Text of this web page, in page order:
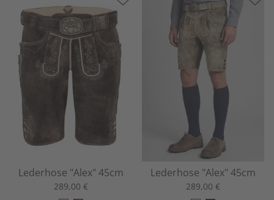
Lederhose "Alex" 45cm
289,00 €
Lederhose "Alex" 45cm
289,00 €